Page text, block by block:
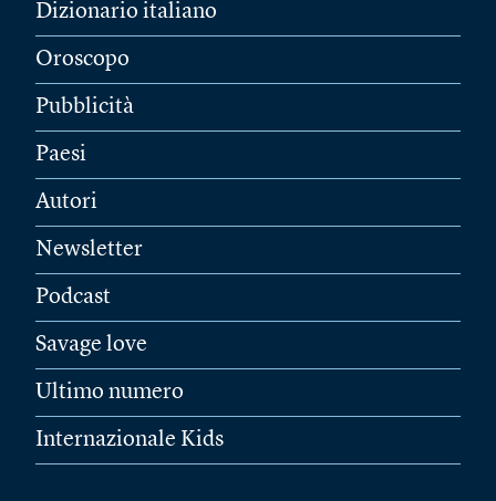
Dizionario italiano
Oroscopo
Pubblicità
Paesi
Autori
Newsletter
Podcast
Savage love
Ultimo numero
Internazionale Kids